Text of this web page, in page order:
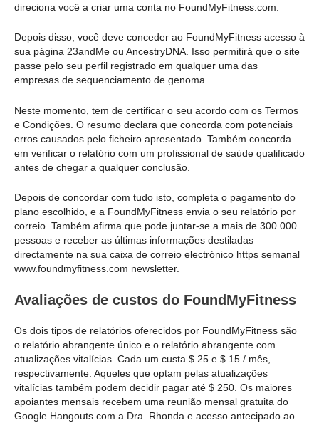
direciona você a criar uma conta no FoundMyFitness.com.
Depois disso, você deve conceder ao FoundMyFitness acesso à
sua página 23andMe ou AncestryDNA. Isso permitirá que o site
passe pelo seu perfil registrado em qualquer uma das
empresas de sequenciamento de genoma.
Neste momento, tem de certificar o seu acordo com os Termos
e Condições. O resumo declara que concorda com potenciais
erros causados pelo ficheiro apresentado. Também concorda
em verificar o relatório com um profissional de saúde qualificado
antes de chegar a qualquer conclusão.
Depois de concordar com tudo isto, completa o pagamento do
plano escolhido, e a FoundMyFitness envia o seu relatório por
correio. Também afirma que pode juntar-se a mais de 300.000
pessoas e receber as últimas informações destiladas
directamente na sua caixa de correio electrónico https semanal
www.foundmyfitness.com newsletter.
Avaliações de custos do FoundMyFitness
Os dois tipos de relatórios oferecidos por FoundMyFitness são
o relatório abrangente único e o relatório abrangente com
atualizações vitalícias. Cada um custa $ 25 e $ 15 / mês,
respectivamente. Aqueles que optam pelas atualizações
vitalícias também podem decidir pagar até $ 250. Os maiores
apoiantes mensais recebem uma reunião mensal gratuita do
Google Hangouts com a Dra. Rhonda e acesso antecipado ao